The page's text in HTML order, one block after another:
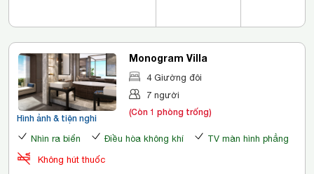
Hình ảnh & tiện nghi
Monogram Villa
4 Giường đôi
7 người
(Còn 1 phòng trống)
Nhìn ra biển Điều hòa không khí
TV màn hình phẳng
Không hút thuốc